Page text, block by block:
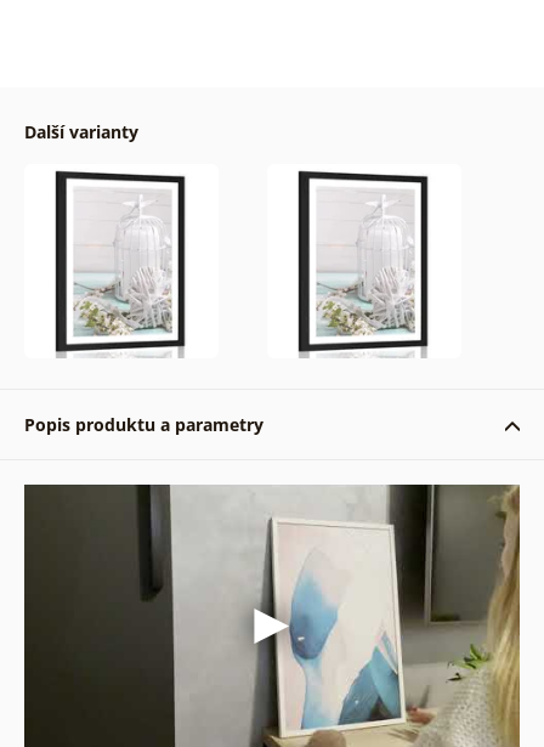
Další varianty
Popis produktu a parametry